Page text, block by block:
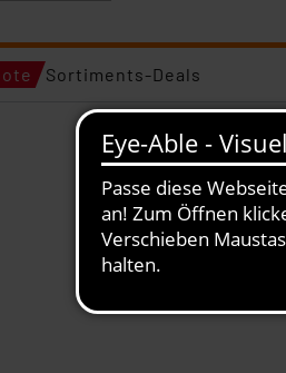
Sortiments-Deals